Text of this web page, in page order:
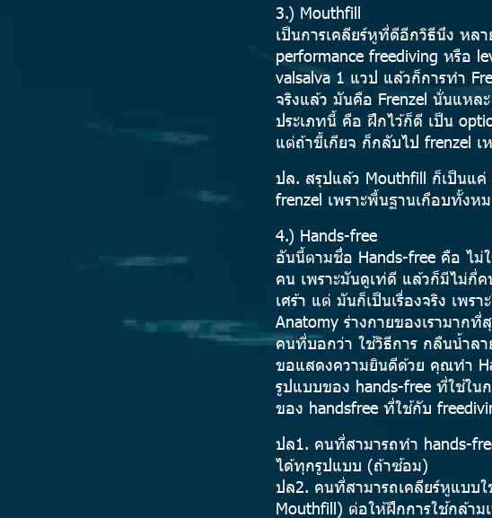
3.) Mouthfill
เป็นการเคลียร์หูที่ดีอีกวิธีนึง หล
performance freediving หรือ
valsalva 1 แวป แล้วก็การทำ
จริงแล้ว มันคือ Frenzel นั่นแหล
ประเภทนี้ คือ ฝึกไว้ก็ดี เป็น
แต่ถ้าขี้เกียจ ก็กลับไป frenzel
ปล. สรุปแล้ว Mouthfill ก็เป็นแค่
frenzel เพราะพื้นฐานเกือบทั้ง
4.) Hands-free
อันนี้ตามชื่อ Hands-free คือ ไม่
คน เพราะมันดูเท่ดี แล้วก็มีไม่กี่
เศร้า แต่ มันก็เป็นเรื่องจริง เพร
Anatomy ร่างกายของเรามากที่
คนที่บอกว่า ใช้วิธีการ กลืนน้ำล
ขอแสดงความยินดีด้วย คุณทำ
รูปแบบของ hands-free ที่ใช้ใน
ของ handsfree ที่ใช้กับ
ปล1. คนที่สามารถทำ hands-
ได้ทุกรูปแบบ (ถ้าซ้อม)
ปล2. คนที่สามารถเคลียร์หูแบบใ
Mouthfill) ต่อให้ฝึกการใช้กล้าม